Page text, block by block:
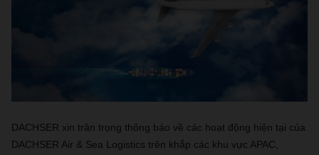
DACHSER xin trân trọng thông báo về các hoạt động hiện tại của
DACHSER Air & Sea Logistics trên khắp các khu vực APAC,